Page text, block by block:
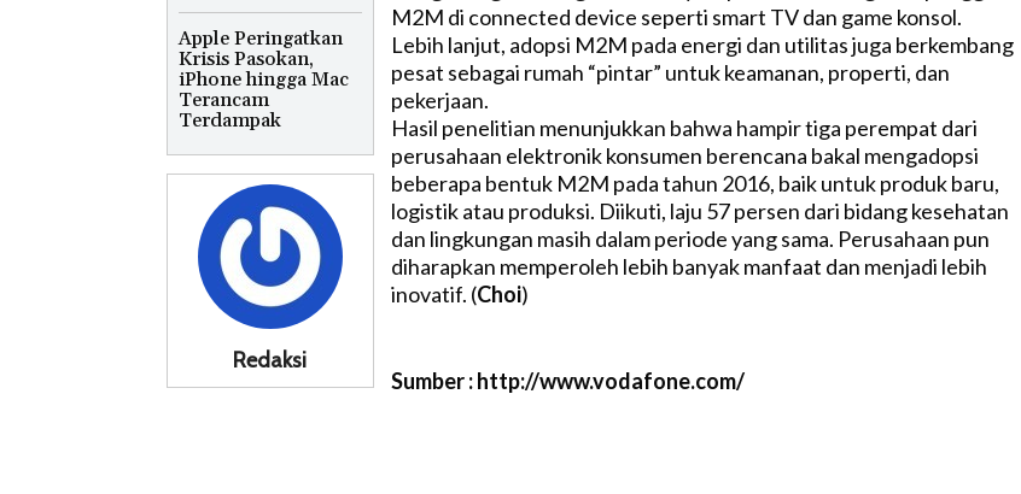
Apple Peringatkan
Krisis Pasokan,
iPhone hingga Mac
Terancam
Terdampak
Redaksi
M2M di connected device seperti smart TV dan game konsol.
Lebih lanjut, adopsi M2M pada energi dan utilitas juga berkembang
pesat sebagai rumah “pintar” untuk keamanan, properti, dan
pekerjaan.
Hasil penelitian menunjukkan bahwa hampir tiga perempat dari
perusahaan elektronik konsumen berencana bakal mengadopsi
beberapa bentuk M2M pada tahun 2016, baik untuk produk baru,
logistik atau produksi. Diikuti, laju 57 persen dari bidang kesehatan
dan lingkungan masih dalam periode yang sama. Perusahaan pun
diharapkan memperoleh lebih banyak manfaat dan menjadi lebih
inovatif. (Choi)
Sumber : http://www.vodafone.com/